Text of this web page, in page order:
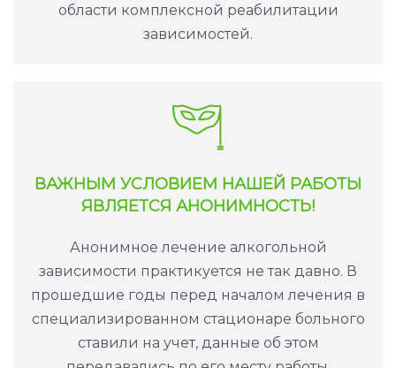
области комплексной реабилитации
зависимостей.
ВАЖНЫМ УСЛОВИЕМ НАШЕЙ РАБОТЫ
ЯВЛЯЕТСЯ АНОНИМНОСТЬ!
Анонимное лечение алкогольной
зависимости практикуется не так давно. В
прошедшие годы перед началом лечения в
специализированном стационаре больного
ставили на учет, данные об этом